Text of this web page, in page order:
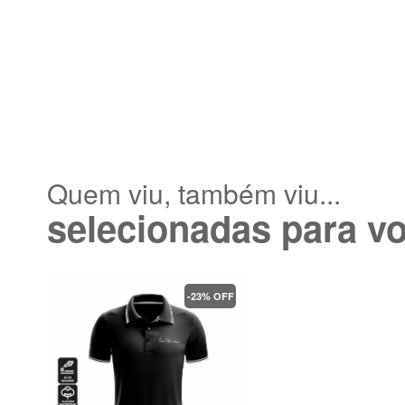
Quem viu, também viu...
selecionadas para
-23% OFF